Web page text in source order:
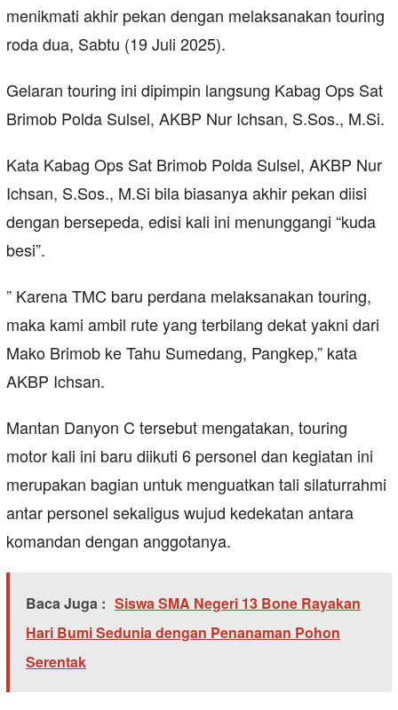
menikmati akhir pekan dengan melaksanakan touring
roda dua, Sabtu (19 Juli 2025).
Gelaran touring ini dipimpin langsung Kabag Ops Sat
Brimob Polda Sulsel, AKBP Nur Ichsan, S.Sos., M.Si.
Kata Kabag Ops Sat Brimob Polda Sulsel, AKBP Nur
Ichsan, S.Sos., M.Si bila biasanya akhir pekan diisi
dengan bersepeda, edisi kali ini menunggangi “kuda
besi”.
” Karena TMC baru perdana melaksanakan touring,
maka kami ambil rute yang terbilang dekat yakni dari
Mako Brimob ke Tahu Sumedang, Pangkep,” kata
AKBP Ichsan.
Mantan Danyon C tersebut mengatakan, touring
motor kali ini baru diikuti 6 personel dan kegiatan ini
merupakan bagian untuk menguatkan tali silaturrahmi
antar personel sekaligus wujud kedekatan antara
komandan dengan anggotanya.
Baca Juga : Siswa SMA Negeri 13 Bone Rayakan
Hari Bumi Sedunia dengan Penanaman Pohon
Serentak